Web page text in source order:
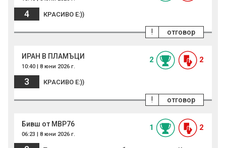
4 КРАСИВО Е:))
отговор
!
ИРАН В ПЛАМЪЦИ
10:40 | 8 юни 2026 г.
2 2
3 КРАСИВО Е:))
отговор
!
Бивш от МВР76
06:23 | 8 юни 2026 г.
1 2